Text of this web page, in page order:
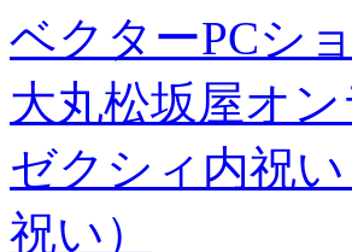
ベクターPCシ
大丸松坂屋オ
ゼクシィ内祝
祝い）